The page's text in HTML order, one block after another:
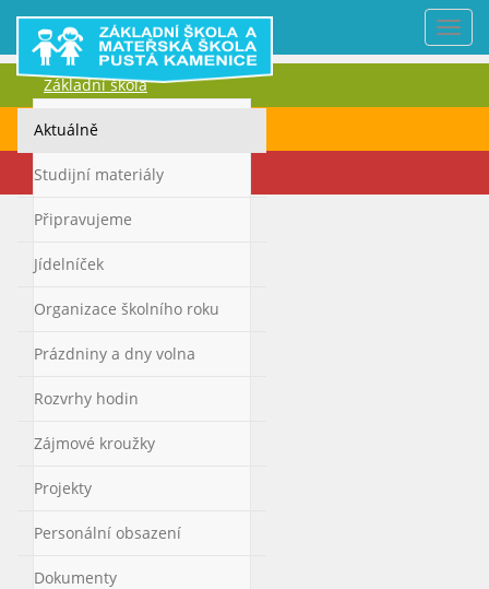
Základní škola
Mateřská škola
Kontakty
Aktuálně
Studijní materiály
Připravujeme
Jídelníček
Organizace školního roku
Prázdniny a dny volna
Rozvrhy hodin
Zájmové kroužky
Projekty
Personální obsazení
Dokumenty